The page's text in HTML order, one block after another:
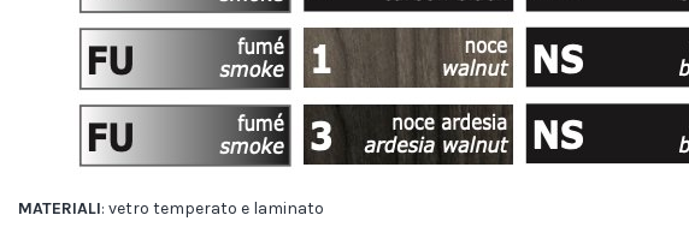
MATERIALI: vetro temperato e laminato